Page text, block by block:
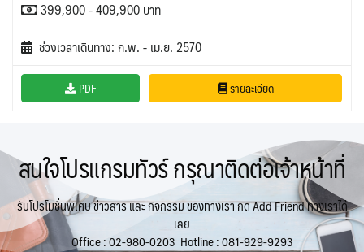
399,900 - 409,900 บาท
ช่วงเวลาเดินทาง: ก.พ. - เม.ย. 2570
PDF รายละเอียด
สนใจโปรแกรมทัวร์ กรุณาติดต่อเจ้าหน้าที่
รับโปรโมชั่นพิเศษ ข่าวสาร และ กิจกรรม ของทางเรา กด Add Friend ทางเราได้
เลย
Office :02-980-0203 Hotline :081-929-9293